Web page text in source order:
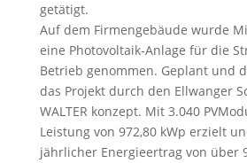
getätigt.
Auf dem Firmengebäude wurde
eine Photovoltaik-Anlage für die
Betrieb genommen. Geplant und
das Projekt durch den Ellwanger
WALTER konzept. Mit 3.040
Leistung von 972,80 kWp erzielt
jährlicher Energieertrag von über